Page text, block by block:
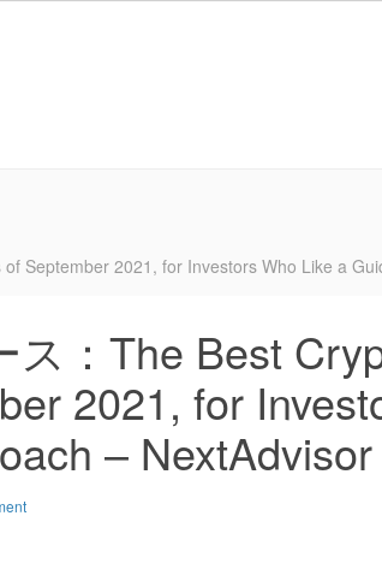
September 2021, for Investors Who Like a
ス：The Best
2021, for
– NextAdvisor